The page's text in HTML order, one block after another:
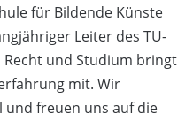
für Bildende Künste
Leiter des TU-
Recht und Studium bringt
mit. Wir
und freuen uns auf die